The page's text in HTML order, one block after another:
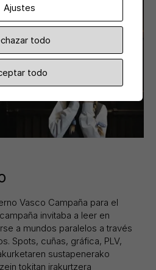
Vasco Campaña para el
invitaba a leer en
a mundos paralelos a través
Spots, cuñas, gráfica, PLV,
sustapenerako
tokitan irakurtzera
Ajustes
todo
todo